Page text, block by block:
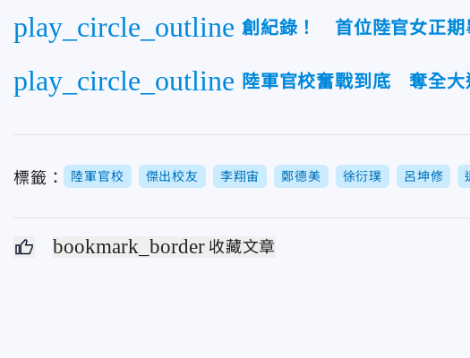
play_circle_outline 創紀錄！ 首位陸官女正期
play_circle_outline 陸軍官校奮戰到底 奪全大
標籤： 陸軍官校 傑出校友 李翔宙 鄭德美 徐衍璞 呂坤修
bookmark_border 收藏文章